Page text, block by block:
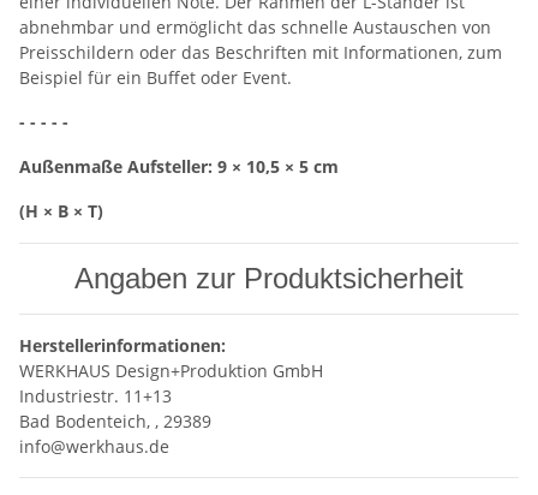
abnehmbar und ermöglicht das schnelle Austauschen von
Preisschildern oder das Beschriften mit Informationen, zum
Beispiel für ein Buffet oder Event.
- - - - -
Außenmaße Aufsteller: 9 × 10,5 × 5 cm
(H × B × T)
Angaben zur Produktsicherheit
Herstellerinformationen:
WERKHAUS Design+Produktion GmbH
Industriestr. 11+13
Bad Bodenteich, , 29389
info@werkhaus.de